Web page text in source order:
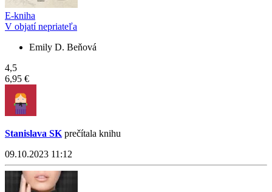
E-kniha
V objatí nepriateľa
Emily D. Beňová
4,5
6,95 €
Stanislava SK prečítala knihu
09.10.2023 11:12